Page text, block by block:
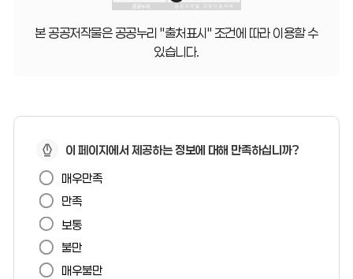
본 공공저작물은 공공누리 "출처표시" 조건에 따라 이용할 수
있습니다.
페
이
지
만
족
도
이 페이지에서 제공하는 정보에 대해 만족하십니까?
매우만족
만족
보통
불만
매우불만